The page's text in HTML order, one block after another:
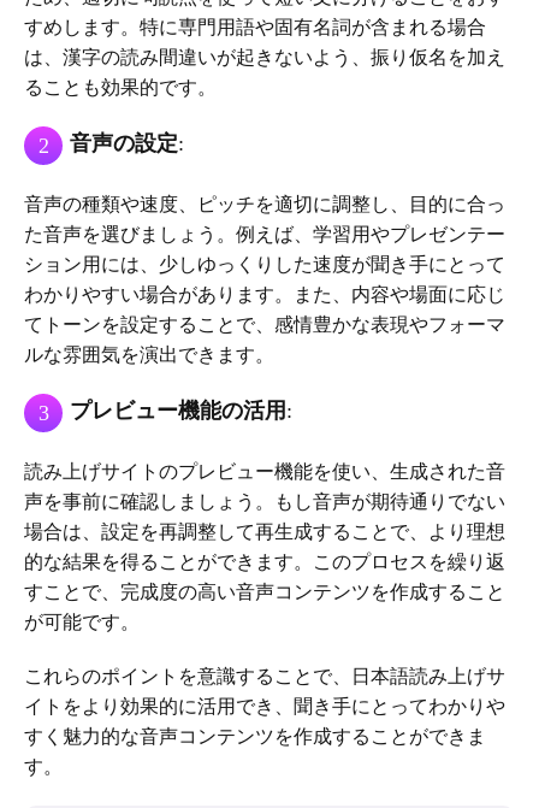
すめします。特に専門用語や固有名詞が含まれる場合
は、漢字の読み間違いが起きないよう、振り仮名を加え
ることも効果的です。
2 音声の設定:
音声の種類や速度、ピッチを適切に調整し、目的に合っ
た音声を選びましょう。例えば、学習用やプレゼンテー
ション用には、少しゆっくりした速度が聞き手にとって
わかりやすい場合があります。また、内容や場面に応じ
てトーンを設定することで、感情豊かな表現やフォーマ
ルな雰囲気を演出できます。
3 プレビュー機能の活用 :
読み上げサイトのプレビュー機能を使い、生成された音
声を事前に確認しましょう。もし音声が期待通りでない
場合は、設定を再調整して再生成することで、より理想
的な結果を得ることができます。このプロセスを繰り返
すことで、完成度の高い音声コンテンツを作成すること
が可能です。
これらのポイントを意識することで、日本語読み上げサ
イトをより効果的に活用でき、聞き手にとってわかりや
すく魅力的な音声コンテンツを作成することができま
す。